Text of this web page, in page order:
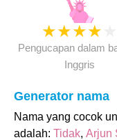
★★★★
Pengucapan dalam
Inggris
Generator nama
Nama yang cocok
adalah: Tidak, Arjun